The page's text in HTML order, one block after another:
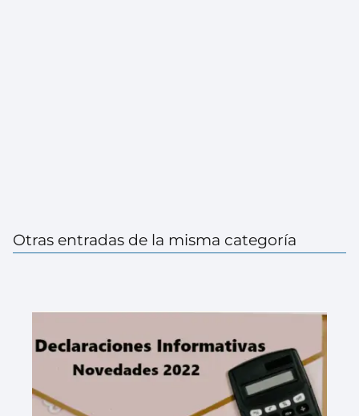
Otras entradas de la misma categoría